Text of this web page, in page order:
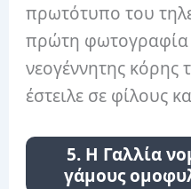
πρωτότυπο του
πρώτη φωτογραφία
νεογέννητης κόρης
έστειλε σε φίλους
5. Η Γαλλία
γάμους